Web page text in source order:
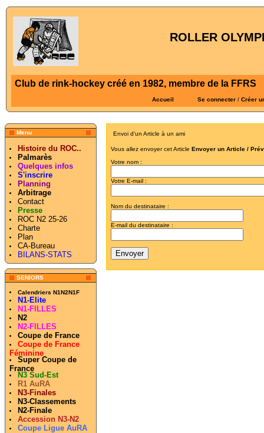
ROLLER
Club de rink-hockey créé en 1982, membre de la FFRS
Accueil Se connecter / Créer
Menu
Histoire du ROC..
Palmarès
Quelques infos
S'inscrire
Planning
Arbitrage
Contact
Presse
ROC N2 25-26
Charte
Plan
CA-Bureau
BILANS-STATS
SENIORS
Calendriers N1N2N1F
N1-Elite
N1-FILLES
N2
N2-FILLES
Coupe de France
Coupe de France
Féminine
Super Coupe de
France
N3 Sud-Est
R1 AuRA
N3-Finales
N3-Classements
N2-Finale
Accession N3-N2
Coupe Ligue AuRA
Envoi d'un Article à un ami
Vous allez envoyer cet Article Envoyer un Article /
Votre nom :
Votre E-mail :
Nom du destinataire :
E-mail du destinataire :